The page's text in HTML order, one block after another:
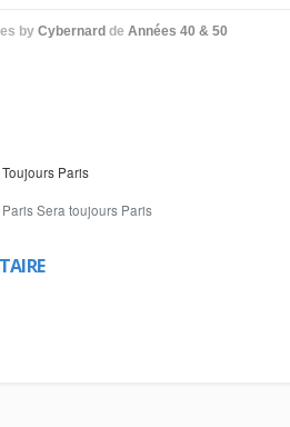
by Cybernard de Années 40 & 50
Paris
Paris Sera toujours Paris